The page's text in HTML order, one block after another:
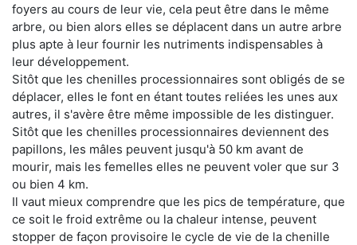
foyers au cours de leur vie, cela peut être dans le même
arbre, ou bien alors elles se déplacent dans un autre arbre
plus apte à leur fournir les nutriments indispensables à
leur développement.
Sitôt que les chenilles processionnaires sont obligés de se
déplacer, elles le font en étant toutes reliées les unes aux
autres, il s'avère être même impossible de les distinguer.
Sitôt que les chenilles processionnaires deviennent des
papillons, les mâles peuvent jusqu'à 50 km avant de
mourir, mais les femelles elles ne peuvent voler que sur 3
ou bien 4 km.
Il vaut mieux comprendre que les pics de température, que
ce soit le froid extrême ou la chaleur intense, peuvent
stopper de façon provisoire le cycle de vie de la chenille